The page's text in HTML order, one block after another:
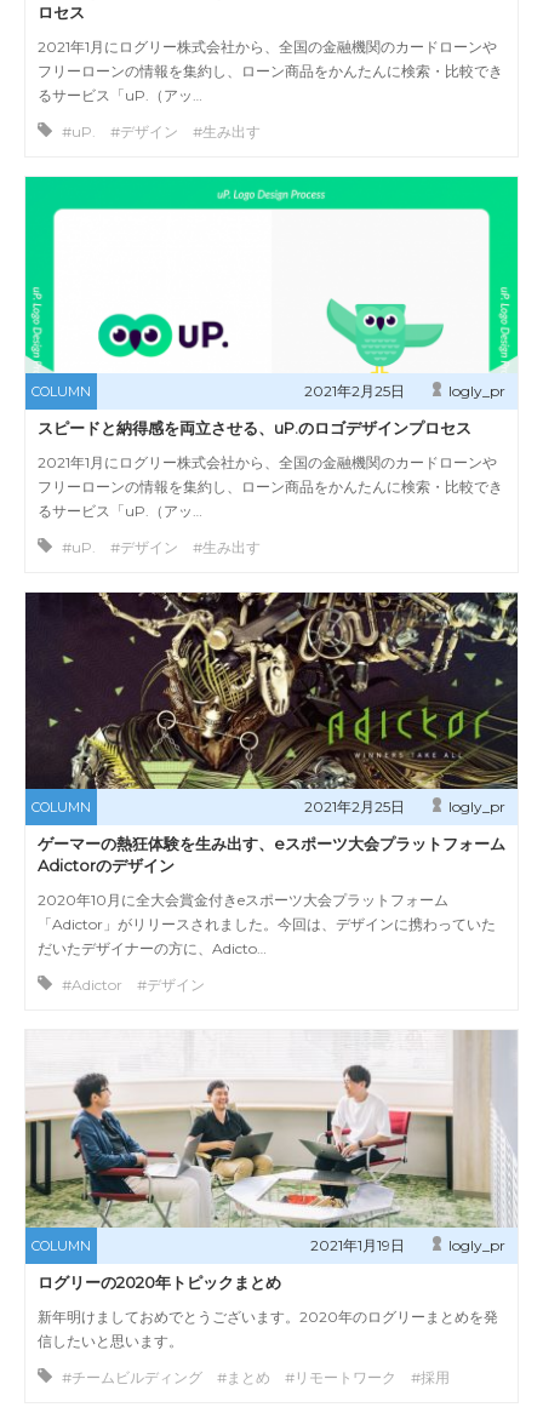
ロセス
2021年1月にログリー株式会社から、全国の金融機関のカードローンや
フリーローンの情報を集約し、ローン商品をかんたんに検索・比較でき
るサービス「uP.（アッ…
#uP. #デザイン #生み出す
COLUMN 2021年2月25日 logly_pr
スピードと納得感を両立させる、uP.のロゴデザインプロセス
2021年1月にログリー株式会社から、全国の金融機関のカードローンや
フリーローンの情報を集約し、ローン商品をかんたんに検索・比較でき
るサービス「uP.（アッ…
#uP. #デザイン #生み出す
COLUMN 2021年2月25日 logly_pr
ゲーマーの熱狂体験を生み出す、eスポーツ大会プラットフォーム
Adictorのデザイン
2020年10月に全大会賞金付きeスポーツ大会プラットフォーム
「Adictor」がリリースされました。今回は、デザインに携わっていた
だいたデザイナーの方に、Adicto…
#Adictor #デザイン
COLUMN 2021年1月19日 logly_pr
ログリーの2020年トピックまとめ
新年明けましておめでとうございます。2020年のログリーまとめを発
信したいと思います。
#チームビルディング #まとめ #リモートワーク #採用